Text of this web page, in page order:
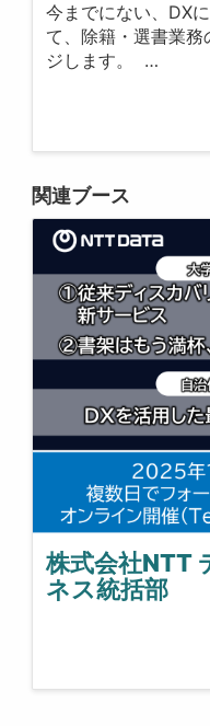
今までにない、DX
て、除籍・選書業
ジします。 …
関連ブース
株式会社NTT
ネス統括部